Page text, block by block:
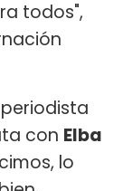
todos",
con Elba
lo